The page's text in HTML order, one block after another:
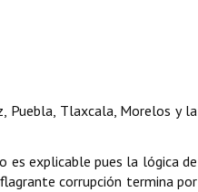
Puebla, Tlaxcala, Morelos y la
es explicable pues la lógica de
corrupción termina por